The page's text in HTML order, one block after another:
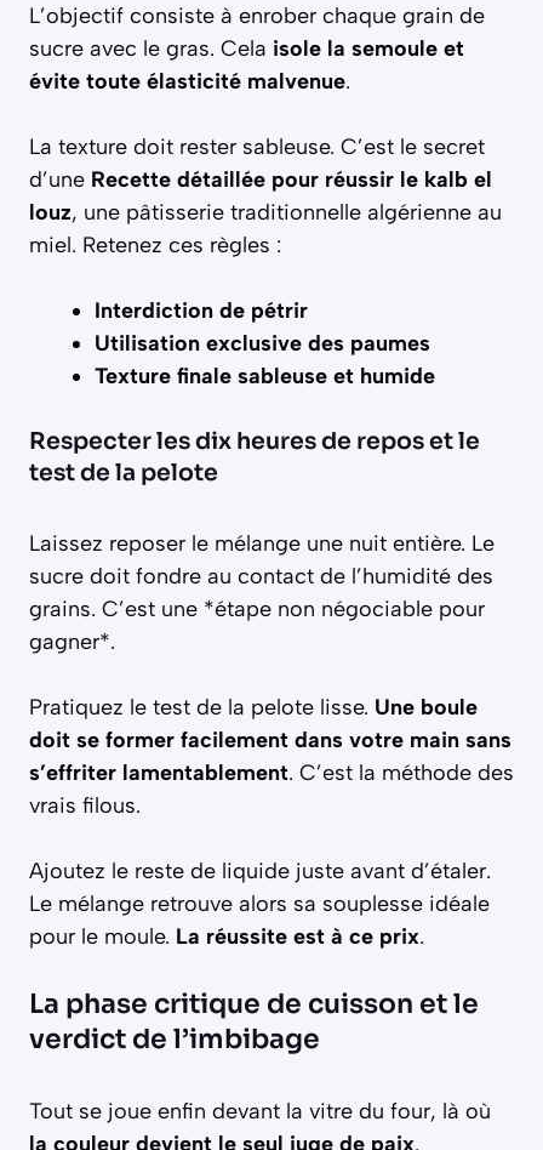
L’objectif consiste à enrober chaque grain de
sucre avec le gras. Cela isole la semoule et
évite toute élasticité malvenue.
La texture doit rester sableuse. C’est le secret
d’une Recette détaillée pour réussir le kalb el
louz, une pâtisserie traditionnelle algérienne au
miel. Retenez ces règles :
Interdiction de pétrir
Utilisation exclusive des paumes
Texture finale sableuse et humide
Respecter les dix heures de repos et le
test de la pelote
Laissez reposer le mélange une nuit entière. Le
sucre doit fondre au contact de l’humidité des
grains. C’est une *étape non négociable pour
gagner*.
Pratiquez le test de la pelote lisse. Une boule
doit se former facilement dans votre main sans
s’effriter lamentablement. C’est la méthode des
vrais filous.
Ajoutez le reste de liquide juste avant d’étaler.
Le mélange retrouve alors sa souplesse idéale
pour le moule. La réussite est à ce prix.
La phase critique de cuisson et le
verdict de l’imbibage
Tout se joue enfin devant la vitre du four, là où
la couleur devient le seul juge de paix.